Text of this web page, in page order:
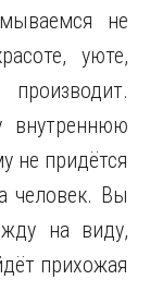
не
уюте,
внутреннюю
не придётся
человек. Вы
на виду,
прихожая